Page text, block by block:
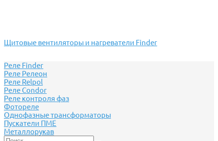
Щитовые вентиляторы и нагреватели Finder
Реле Finder
Реле Релеон
Реле Relpol
Реле Сondor
Реле контроля фаз
Фотореле
Однофазные трансформаторы
Пускатели ПМЕ
Металлорукав